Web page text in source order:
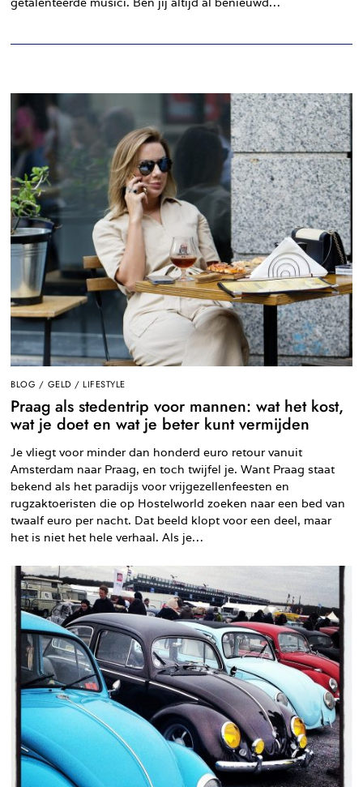
BLOG / GELD / LIFESTYLE
Praag als stedentrip voor mannen: wat het kost,
wat je doet en wat je beter kunt vermijden
Je vliegt voor minder dan honderd euro retour vanuit
Amsterdam naar Praag, en toch twijfel je. Want Praag staat
bekend als het paradijs voor vrijgezellenfeesten en
rugzaktoeristen die op Hostelworld zoeken naar een bed van
twaalf euro per nacht. Dat beeld klopt voor een deel, maar
het is niet het hele verhaal. Als je…